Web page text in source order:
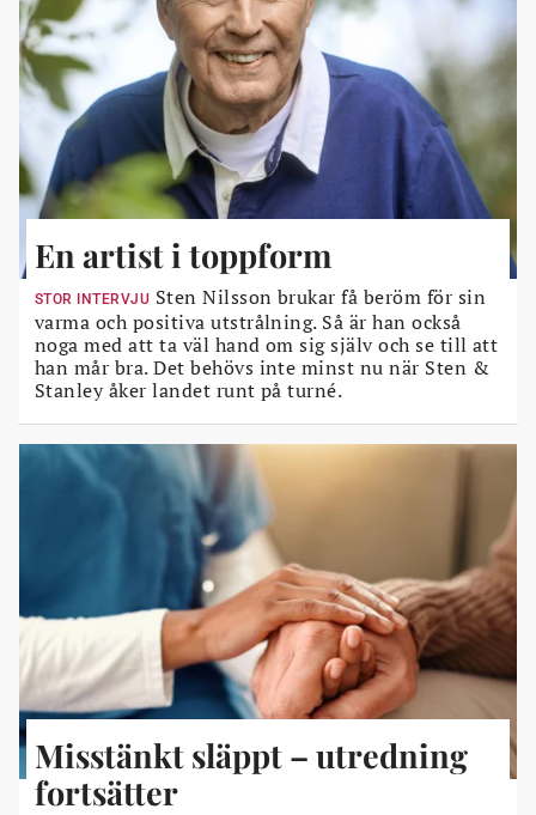
En artist i toppform
STOR INTERVJU Sten Nilsson brukar få beröm för sin
varma och positiva utstrålning. Så är han också
noga med att ta väl hand om sig själv och se till att
han mår bra. Det behövs inte minst nu när Sten &
Stanley åker landet runt på turné.
Misstänkt släppt – utredning
fortsätter